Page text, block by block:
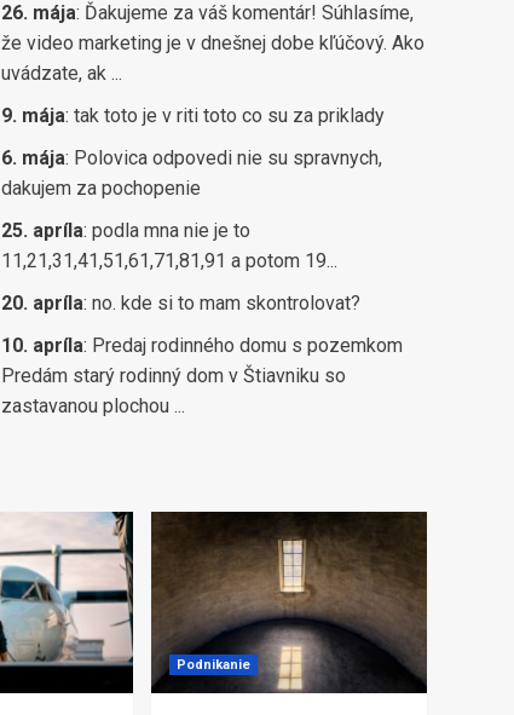
26. mája: Ďakujeme za váš komentár! Súhlasíme,
že video marketing je v dnešnej dobe kľúčový. Ako
uvádzate, ak ...
9. mája: tak toto je v riti toto co su za priklady
6. mája: Polovica odpovedi nie su spravnych,
dakujem za pochopenie
25. apríla: podla mna nie je to
11,21,31,41,51,61,71,81,91 a potom 19...
20. apríla: no. kde si to mam skontrolovat?
10. apríla: Predaj rodinného domu s pozemkom
Predám starý rodinný dom v Štiavniku so
zastavanou plochou ...
Podnikanie